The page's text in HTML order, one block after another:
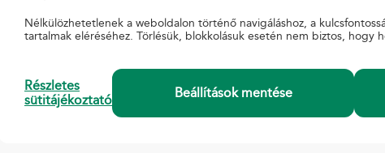
Nélkülözhetetlenek a weboldalon történő navigáláshoz, a
tartalmak eléréséhez. Törlésük, blokkolásuk esetén nem biztos, hogy
Részletes
sütitájékoztató
Beállítások mentése
Díjszabások
Nyomtatványminták
Pénzforgalmi, pénzügyi panaszkezelési
szabályzat
Süti tájékoztató
Beszerzések, pályázatok
Karrier
Akadálymentesítési
Hivatali tárhely
Információátadási
szervek